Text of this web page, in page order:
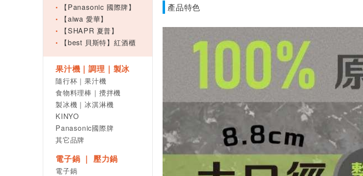
【Panasonic 國際牌】
【aiwa 愛華】
【SHAPR 夏普】
【best 貝斯特】紅酒櫃
果汁機｜調理｜製冰
隨行杯｜果汁機
食物料理棒｜攪拌機
製冰機｜冰淇淋機
KINYO
Panasonic國際牌
其它品牌
電子鍋 ｜ 壓力鍋
電子鍋
產品特色